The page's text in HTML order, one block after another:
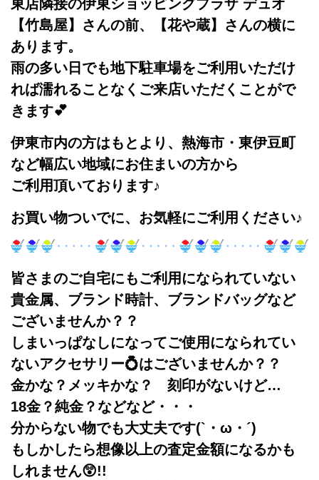
東店隣接の伊東ショッピングプラザ デュオ
【竹島屋】さんの前、【花や蔵】さんの横に
あります。
雨の多い日でも地下駐車場をご利用いただけ
れば濡れることなくご来店いただくことがで
きます💕
伊東市内の方はもとより、熱海市・東伊豆町
など幅広い地域にお住まいの方から
ご利用頂いております♪
お買い物ついでに、お気軽にご利用ください♪
皆さまのご自宅にもご利用になられていない
貴金属、ブランド時計、ブランドバッグなど
ございませんか？？
しまいっぱなしになってご使用になられてい
ないアクセサリー💍はございませんか？？
金かな？メッキかな？ 刻印がないけど…
18金？純金？などなど・・・
分からない物でも大丈夫です(`・ω・´)
もしかしたら想像以上の査定金額になるかも
しれません😲!!